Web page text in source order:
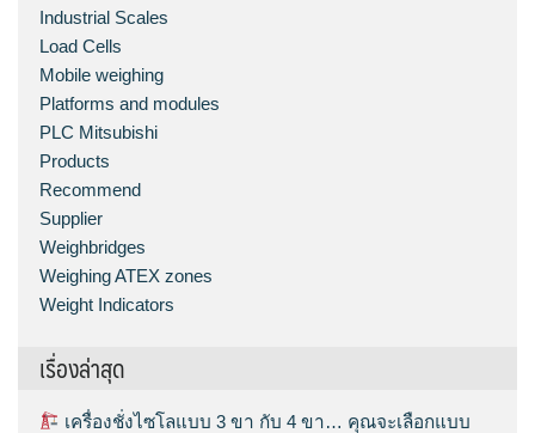
Industrial Scales
Load Cells
Mobile weighing
Platforms and modules
PLC Mitsubishi
Products
Recommend
Supplier
Weighbridges
Weighing ATEX zones
Weight Indicators
เรื่องล่าสุด
เครื่องชั่งไซโลแบบ 3 ขา กับ 4 ขา… คุณจะเลือกแบบ